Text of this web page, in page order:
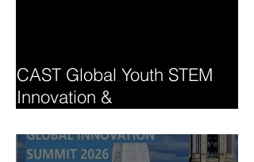
CAST Global Youth STEM
Innovation &